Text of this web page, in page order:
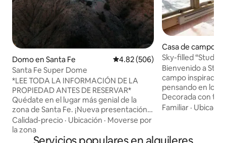
Domo en Santa Fe Calificación promedio: 4.82 de
4.82 (506)
Santa Fe Super Dome
*LEE TODA LA INFORMACIÓN DE LA
PROPIEDAD ANTES DE RESERVAR*
Quédate en el lugar más genial de la
zona de Santa Fe. ¡Nueva presentación!
Cúpula de glamping en 8 acres privados
de cañones antiguos, justo al sur de
Santa Fe en la autopista 14. Disfrute de
Calidad-precio · Ubicación · Moverse por
la zona
Casa de campo
Sky-filled “Studio
Sonadores
Bienvenido a
campo inspirada
pensando en los
Decorada con
cama de lujo y
solo 8 minutos
Familiar ·